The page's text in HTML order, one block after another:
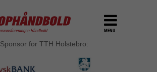
MENU
Sponsor for TTH Holstebro: